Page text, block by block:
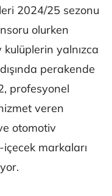
2024/25 sezonu
olurken
yalnızca
perakende
profesyonel
veren
otomotiv
markaları